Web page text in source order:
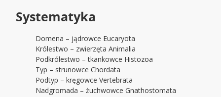
Systematyka
Domena – jądrowce Eucaryota
Królestwo – zwierzęta Animalia
Podkrólestwo – tkankowce Histozoa
Typ – strunowce Chordata
Podtyp – kręgowce Vertebrata
Nadgromada – żuchwowce Gnathostomata